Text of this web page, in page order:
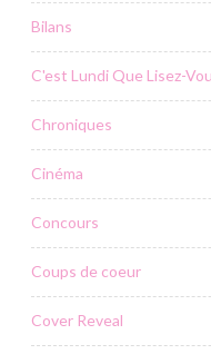
Bilans
C'est Lundi Que Lisez-
Chroniques
Cinéma
Concours
Coups de coeur
Cover Reveal